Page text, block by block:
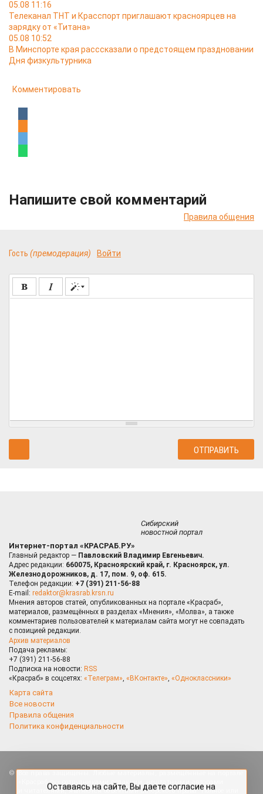
05.08 11:16
Телеканал ТНТ и Красспорт приглашают красноярцев на
зарядку от «Титана»
05.08 10:52
В Минспорте края расссказали о предстоящем праздновании
Дня физкультурника
Комментировать
Напишите свой комментарий
Правила общения
Гость (премодерация) Войти
Сибирский
новостной портал
Интернет-портал «КРАСРАБ.РУ»
Главный редактор — Павловский Владимир Евгеньевич.
Адрес редакции: 660075, Красноярский край, г. Красноярск, ул.
Железнодорожников, д. 17, пом. 9, оф. 615.
Телефон редакции: +7 (391) 211-56-88
E-mail: redaktor@krasrab.krsn.ru
Мнения авторов статей, опубликованных на портале «Красраб»,
материалов, размещённых в разделах «Мнения», «Молва», а также
комментариев пользователей к материалам сайта могут не совпадать
с позицией редакции.
Архив материалов
Подача рекламы:
+7 (391) 211-56-88
Подписка на новости: RSS
«Красраб» в соцсетях: «Телеграм», «ВКонтакте», «Одноклассники»
Карта сайта
Все новости
Правила общения
Политика конфиденциальности
«Красраб.ру» сотрудниками редакции, нештатными авторами
и читателями, являются объектами авторского права. Полное или
повышения качества рекомендаций согласно